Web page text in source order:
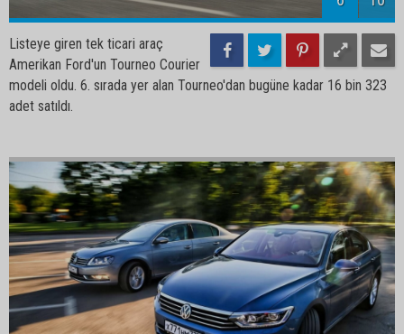
Listeye giren tek ticari araç
Amerikan Ford'un Tourneo Courier
modeli oldu. 6. sırada yer alan Tourneo'dan bugüne kadar 16 bin 323
adet satıldı.